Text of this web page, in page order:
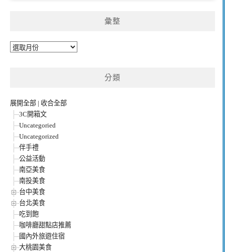
彙整
彙
分類
展開全部 | 收合全部
3C開箱文
Uncategoried
Uncategorized
伴手禮
公益活動
南亞美食
南投美食
台中美食
台北美食
吃到飽
咖啡廳甜點店推薦
國內外旅遊住宿
大桃園美食